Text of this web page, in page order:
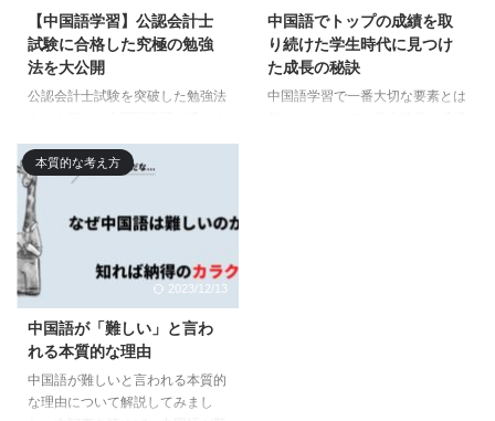
【中国語学習】公認会計士
試験に合格した究極の勉強
法を大公開
公認会計士試験を突破した勉強法
究極の勉強法について解説した記
事です。本記事を読めば、中国語
学習で日々意識すべきマインドや
具体的な勉強法がわかるので、大
幅な成長につなげることが可能に
なります。本記事で成功のコンパ
スを手に入れてください。
中国語でトップの成績を取
り続けた学生時代に見つけ
た成長の秘訣
中国語学習で一番大切な要素とは
本質的な考え方
2023/12/13
中国語が「難しい」と言わ
れる本質的な理由
中国語が難しいと言われる本質的
な理由について解説してみまし